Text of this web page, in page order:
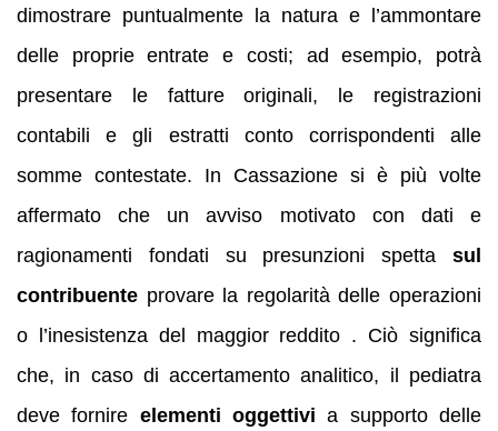
dimostrare puntualmente la natura e l’ammontare
delle proprie entrate e costi; ad esempio, potrà
presentare le fatture originali, le registrazioni
contabili e gli estratti conto corrispondenti alle
somme contestate. In Cassazione si è più volte
affermato che un avviso motivato con dati e
ragionamenti fondati su presunzioni spetta sul
contribuente provare la regolarità delle operazioni
o l’inesistenza del maggior reddito . Ciò significa
che, in caso di accertamento analitico, il pediatra
deve fornire elementi oggettivi a supporto delle